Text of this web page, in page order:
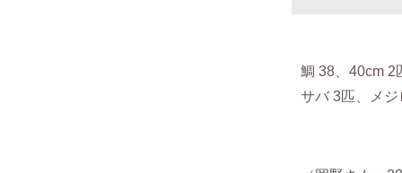
鯛 38、40cm 2
サバ 3匹、メジ